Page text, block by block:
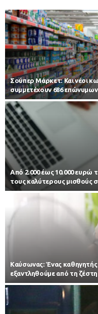
Σούπερ Μάρκετ: Και νέοι
συμμετέχουν 686
Από 2.000 έως 10.000 ευρώ
τους καλύτερους μισθούς
Kαύσωνας: Ένας καθηγητής
εξαντληθούμε από τη ζέστη